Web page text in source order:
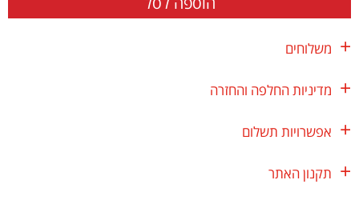
משלוחים
מדיניות החלפה והחזרה
אפשרויות תשלום
תקנון האתר